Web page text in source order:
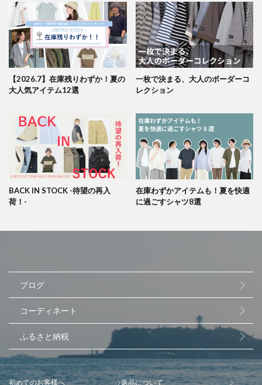
【2026.7】在庫残りわずか！夏の
大人気アイテム12選
一枚で決まる、大人のボーダーコ
レクション
BACK IN STOCK -待望の再入
荷！-
在庫わずかアイテムも！夏を快適
に過ごすシャツ8選
ブログ
コーディネート
ふるさと納税
初めてのお客様へ 返品について